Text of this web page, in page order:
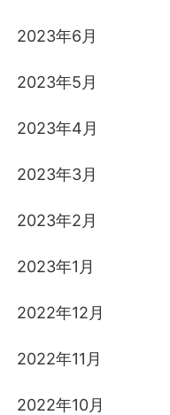
2023年6月
2023年5月
2023年4月
2023年3月
2023年2月
2023年1月
2022年12月
2022年11月
2022年10月